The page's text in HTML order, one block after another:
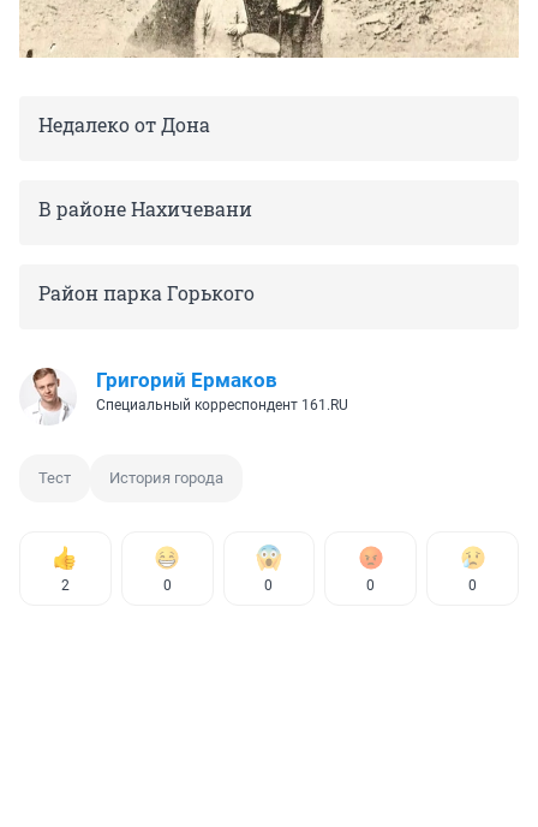
Недалеко от Дона
В районе Нахичевани
Район парка Горького
Григорий Ермаков
Специальный корреспондент 161.RU
Тест История города
2 0 0 0 0